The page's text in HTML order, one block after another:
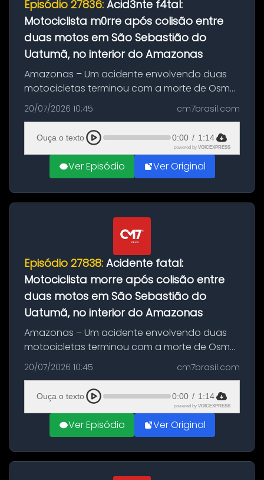
Episódio 27836: Acid3nte f4tal:
Motociclista m0rre após colisão entre
duas motos em São Sebastião do
Uatumã, no interior do Amazonas
Amazonas – Um acidente envolvendo duas
motocicletas terminou com a morte de Osmar
Figueiredo de Souza, de 38 anos, no município
de São Sebastião do Uatumã, no interior do
Amazonas. A colisão ocorreu n...
20/07/2026 10:45 cm7brasil.com
Ouça o texto 0:00 / 1:14
powered by VOICEXPRESS
Ver Episódio Ver Original
Episódio 27838: Acidente fatal:
Motociclista morre após colisão entre
duas motos em São Sebastião do
Uatumã, no interior do Amazonas
Amazonas – Um acidente envolvendo duas
motocicletas terminou com a morte de Osmar
Figueiredo de Souza, de 38 anos, no município
de São Sebastião do Uatumã, no interior do
Amazonas. A colisão ocorreu n...
20/07/2026 10:45 cm7brasil.com
Ouça o texto 0:00 / 1:14
powered by VOICEXPRESS
Ver Episódio Ver Original